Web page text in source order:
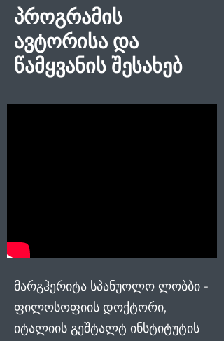
პროგრამის
ავტორისა და
წამყვანის შესახებ
მარგჰერიტა სპანუოლო ლობბი -
ფილოსოფიის დოქტორი,
იტალიის გეშტალტ ინსტიტუტის